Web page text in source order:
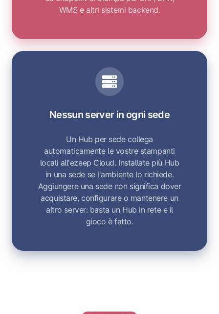
WMS e altri sistemi backend.
Nessun server in ogni sede
Un Hub per sede collega
automaticamente le vostre stampanti
locali all'ezeep Cloud. Installate più Hub
in una sede se l'ambiente lo richiede.
Aggiungere una sede non significa dover
acquistare, configurare o mantenere un
altro server: basta un Hub in rete e il
gioco è fatto.